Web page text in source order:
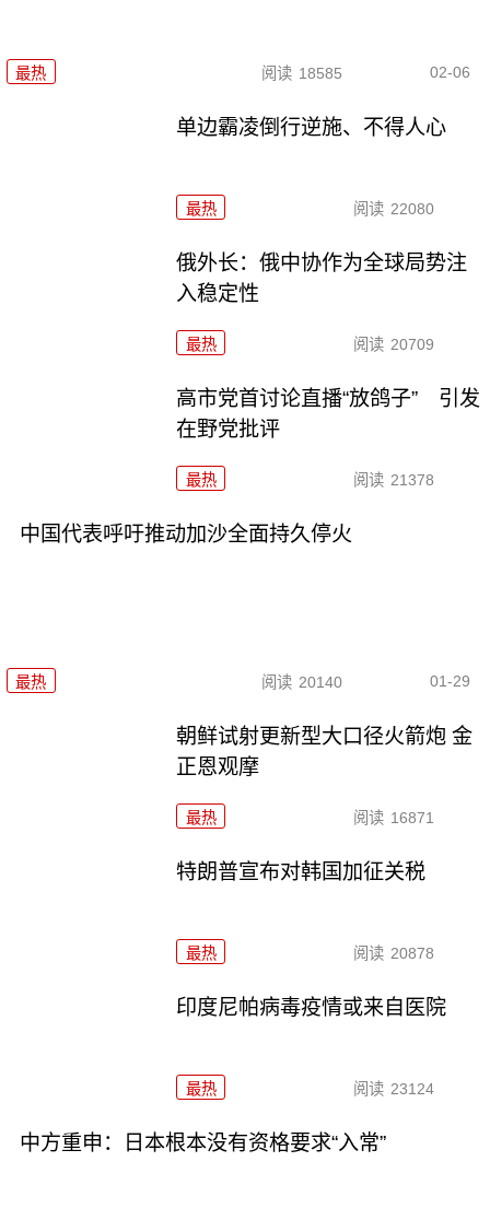
最热 阅读 18585 02-06
单边霸凌倒行逆施、不得人心
最热 阅读 22080
俄外长：俄中协作为全球局势注
入稳定性
最热 阅读 20709
高市党首讨论直播“放鸽子” 引发
在野党批评
最热 阅读 21378
中国代表呼吁推动加沙全面持久停火
最热 阅读 20140 01-29
朝鲜试射更新型大口径火箭炮 金
正恩观摩
最热 阅读 16871
特朗普宣布对韩国加征关税
最热 阅读 20878
印度尼帕病毒疫情或来自医院
最热 阅读 23124
中方重申：日本根本没有资格要求“入常”